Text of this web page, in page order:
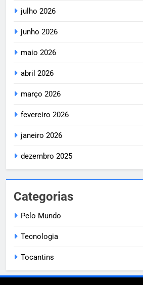
julho 2026
junho 2026
maio 2026
abril 2026
março 2026
fevereiro 2026
janeiro 2026
dezembro 2025
Categorias
Pelo Mundo
Tecnologia
Tocantins